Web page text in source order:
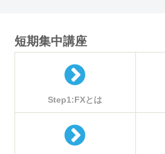
短期集中講座
Step1:FXとは